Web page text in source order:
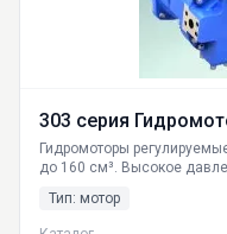
303 серия
Гидромоторы
до 160 см³. Высокое
Поставка из
Тип: мотор